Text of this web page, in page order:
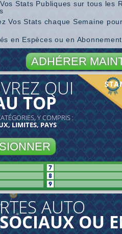
Stats Publiques sur tous les
Vos Stats chaque Semaine
en Espèces ou en
ADHÉRER
QUI
TOP
Y COMPRIS :
LIMITES, PAYS
AUTO
OU